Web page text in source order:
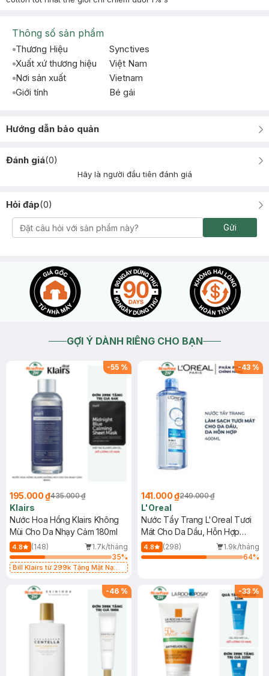
Thông số sản phẩm
Thương Hiệu
Synctives
Xuất xứ thương hiệu
Việt Nam
Nơi sản xuất
Vietnam
Giới tính
Bé gái
Hướng dẫn bảo quản
Đánh giá(0)
Hãy là người đầu tiên đánh giá
Hỏi đáp(0)
Gửi
GỢI Ý DÀNH RIÊNG CHO BẠN
-55 %
195.000 ₫435.000 ₫
Klairs
Nước Hoa Hồng Klairs Không
Mùi Cho Da Nhạy Cảm 180ml
4.8 (148)
1.7k/tháng
35%
Bill Klairs từ 299k Tặng Mặt Nạ
25ml (SL Có Hạn)
-43 %
141.000 ₫249.000 ₫
L'Oreal
Nước Tẩy Trang L'Oreal Tươi
Mát Cho Da Dầu, Hỗn Hợp
400ml
4.8 (298)
1.9k/tháng
64%
-46 % -33 %